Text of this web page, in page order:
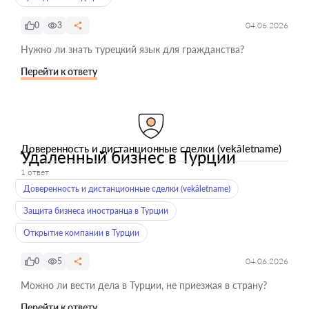
0 3 04.06.2026
Нужно ли знать турецкий язык для гражданства?
Перейти к ответу
Доверенность и дистанционные сделки (vekâletname)
Удаленный бизнес в Турции
1 ответ
Доверенность и дистанционные сделки (vekâletname)
Защита бизнеса иностранца в Турции
Открытие компании в Турции
0 5 04.06.2026
Можно ли вести дела в Турции, не приезжая в страну?